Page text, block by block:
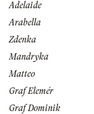
Adelaide
Arabella
Zdenka
Mandryka
Matteo
Graf Elemér
Graf Dominik